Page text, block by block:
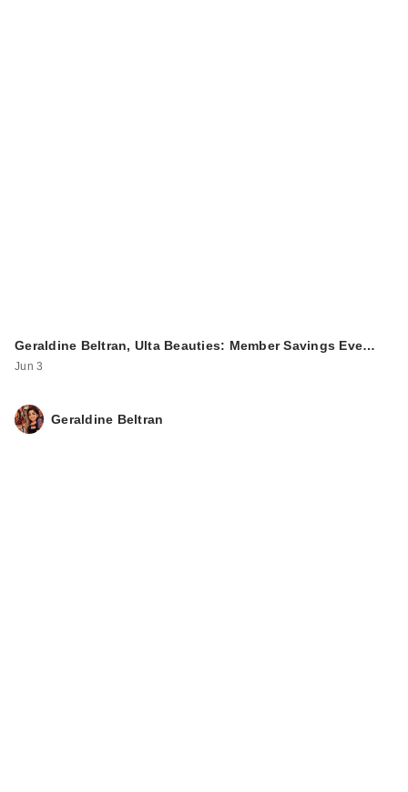
Geraldine Beltran, Ulta Beauties: Member Savings Eve…
Jun 3
Geraldine Beltran